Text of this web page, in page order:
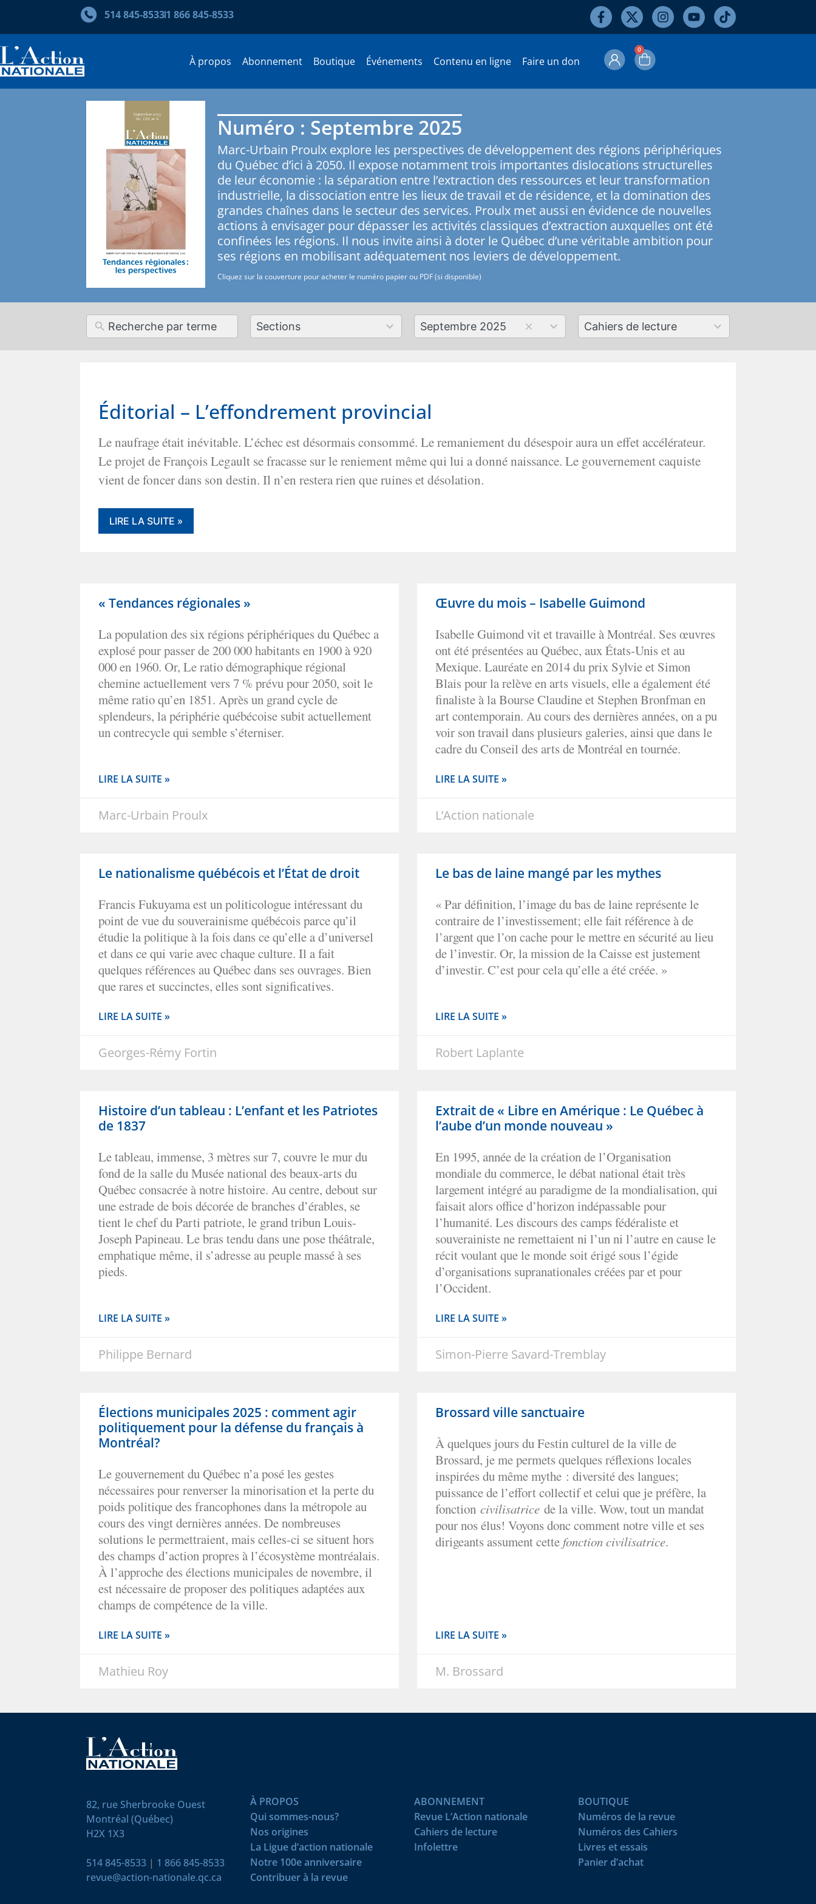
search
results
514 845‑85331 866 845‑8533
À propos Abonnement Boutique Événements Contenu en ligne Faire un don
0
Numéro : Septembre 2025
Marc-Urbain Proulx explore les perspectives de développement des régions périphériques
du Québec d’ici à 2050. Il expose notamment trois importantes dislocations structurelles
de leur économie : la séparation entre l’extraction des ressources et leur transformation
industrielle, la dissociation entre les lieux de travail et de résidence, et la domination des
grandes chaînes dans le secteur des services. Proulx met aussi en évidence de nouvelles
actions à envisager pour dépasser les activités classiques d’extraction auxquelles ont été
confinées les régions. Il nous invite ainsi à doter le Québec d’une véritable ambition pour
ses régions en mobilisant adéquatement nos leviers de développement.
Cliquez sur la couverture pour acheter le numéro papier ou PDF (si disponible)
12
results
Septembre 2025
179
results
50
results
Éditorial – L’effondrement provincial
Le naufrage était inévitable. L’échec est désormais consommé. Le remaniement du désespoir aura un effet accélérateur.
Le projet de François Legault se fracasse sur le reniement même qui lui a donné naissance. Le gouvernement caquiste
vient de foncer dans son destin. Il n’en restera rien que ruines et désolation.
LIRE LA SUITE »
« Tendances régionales »
La population des six régions périphériques du Québec a
explosé pour passer de 200 000 habitants en 1900 à 920
000 en 1960. Or, Le ratio démographique régional
chemine actuellement vers 7 % prévu pour 2050, soit le
même ratio qu’en 1851. Après un grand cycle de
splendeurs, la périphérie québécoise subit actuellement
un contrecycle qui semble s’éterniser.
LIRE LA SUITE »
Marc-Urbain Proulx
Œuvre du mois – Isabelle Guimond
Isabelle Guimond vit et travaille à Montréal. Ses œuvres
ont été présentées au Québec, aux États-Unis et au
Mexique. Lauréate en 2014 du prix Sylvie et Simon
Blais pour la relève en arts visuels, elle a également été
finaliste à la Bourse Claudine et Stephen Bronfman en
art contemporain. Au cours des dernières années, on a pu
voir son travail dans plusieurs galeries, ainsi que dans le
cadre du Conseil des arts de Montréal en tournée.
LIRE LA SUITE »
L’Action nationale
Le nationalisme québécois et l’État de droit
Francis Fukuyama est un politicologue intéressant du
point de vue du souverainisme québécois parce qu’il
étudie la politique à la fois dans ce qu’elle a d’universel
et dans ce qui varie avec chaque culture. Il a fait
quelques références au Québec dans ses ouvrages. Bien
que rares et succinctes, elles sont significatives.
LIRE LA SUITE »
Georges-Rémy Fortin
Le bas de laine mangé par les mythes
« Par définition, l’image du bas de laine représente le
contraire de l’investissement; elle fait référence à de
l’argent que l’on cache pour le mettre en sécurité au lieu
de l’investir. Or, la mission de la Caisse est justement
d’investir. C’est pour cela qu’elle a été créée. »
LIRE LA SUITE »
Robert Laplante
Histoire d’un tableau : L’enfant et les Patriotes
de 1837
Le tableau, immense, 3 mètres sur 7, couvre le mur du
fond de la salle du Musée national des beaux-arts du
Québec consacrée à notre histoire. Au centre, debout sur
une estrade de bois décorée de branches d’érables, se
tient le chef du Parti patriote, le grand tribun Louis-
Joseph Papineau. Le bras tendu dans une pose théâtrale,
emphatique même, il s’adresse au peuple massé à ses
pieds.
LIRE LA SUITE »
Philippe Bernard
Extrait de « Libre en Amérique : Le Québec à
l’aube d’un monde nouveau »
En 1995, année de la création de l’Organisation
mondiale du commerce, le débat national était très
largement intégré au paradigme de la mondialisation, qui
faisait alors office d’horizon indépassable pour
l’humanité. Les discours des camps fédéraliste et
souverainiste ne remettaient ni l’un ni l’autre en cause le
récit voulant que le monde soit érigé sous l’égide
d’organisations supranationales créées par et pour
l’Occident.
LIRE LA SUITE »
Simon-Pierre Savard-Tremblay
Élections municipales 2025 : comment agir
politiquement pour la défense du français à
Montréal?
Le gouvernement du Québec n’a posé les gestes
nécessaires pour renverser la minorisation et la perte du
poids politique des francophones dans la métropole au
cours des vingt dernières années. De nombreuses
solutions le permettraient, mais celles-ci se situent hors
des champs d’action propres à l’écosystème montréalais.
À l’approche des élections municipales de novembre, il
est nécessaire de proposer des politiques adaptées aux
champs de compétence de la ville.
LIRE LA SUITE »
Mathieu Roy
Brossard ville sanctuaire
À quelques jours du Festin culturel de la ville de
Brossard, je me permets quelques réflexions locales
inspirées du même mythe : diversité des langues;
puissance de l’effort collectif et celui que je préfère, la
fonction civilisatrice de la ville. Wow, tout un mandat
pour nos élus! Voyons donc comment notre ville et ses
dirigeants assument cette fonction civilisatrice.
LIRE LA SUITE »
M. Brossard
82, rue Sherbrooke Ouest
Montréal (Québec)
H2X 1X3
514 845-8533 | 1 866 845-8533
revue@action-nationale.qc.ca
À PROPOS
Qui sommes-nous?
Nos origines
La Ligue d’action nationale
Notre 100e anniversaire
Contribuer à la revue
ABONNEMENT
Revue L’Action nationale
Cahiers de lecture
Infolettre
BOUTIQUE
Numéros de la revue
Numéros des Cahiers
Livres et essais
Panier d’achat